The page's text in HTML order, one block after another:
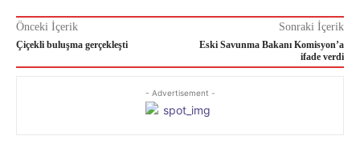
Önceki İçerik
Çiçekli buluşma gerçekleşti
Sonraki İçerik
Eski Savunma Bakanı Komisyon’a
ifade verdi
- Advertisement -